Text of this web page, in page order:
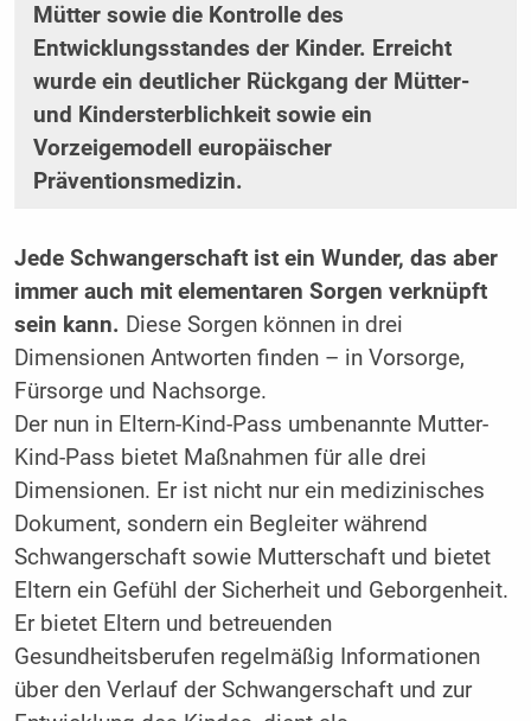
Mütter sowie die Kontrolle des
Entwicklungsstandes der Kinder. Erreicht
wurde ein deutlicher Rückgang der Mütter-
und Kindersterblichkeit sowie ein
Vorzeigemodell europäischer
Präventionsmedizin.
Jede Schwangerschaft ist ein Wunder, das aber
immer auch mit elementaren Sorgen verknüpft
sein kann. Diese Sorgen können in drei
Dimensionen Antworten finden – in Vorsorge,
Fürsorge und Nachsorge.
Der nun in Eltern-Kind-Pass umbenannte Mutter-
Kind-Pass bietet Maßnahmen für alle drei
Dimensionen. Er ist nicht nur ein medizinisches
Dokument, sondern ein Begleiter während
Schwangerschaft sowie Mutterschaft und bietet
Eltern ein Gefühl der Sicherheit und Geborgenheit.
Er bietet Eltern und betreuenden
Gesundheitsberufen regelmäßig Informationen
über den Verlauf der Schwangerschaft und zur